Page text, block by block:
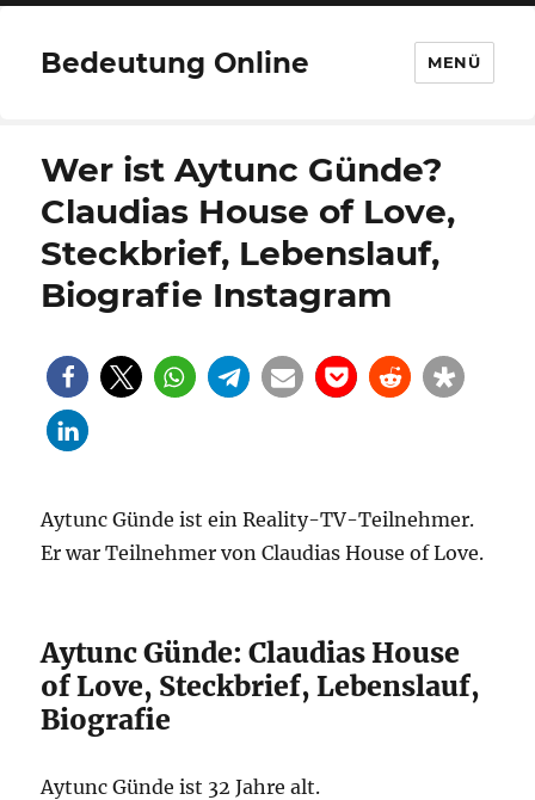
Bedeutung Online MENÜ
Wer ist Aytunc Günde?
Claudias House of Love,
Steckbrief, Lebenslauf,
Biografie Instagram
Aytunc Günde ist ein Reality-TV-Teilnehmer.
Er war Teilnehmer von Claudias House of Love.
Aytunc Günde: Claudias House
of Love, Steckbrief, Lebenslauf,
Biografie
Aytunc Günde ist 32 Jahre alt.